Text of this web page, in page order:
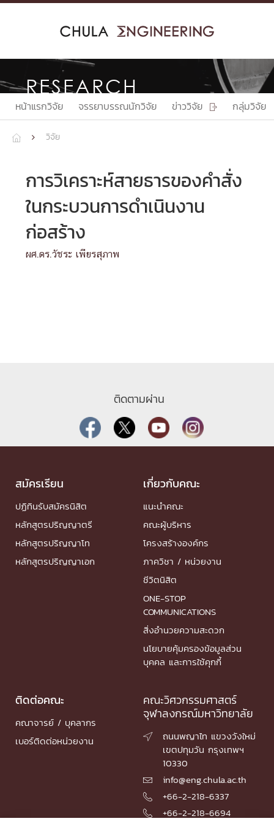
Skip
RESEARCH
หน้าแรกวิจัย จรรยาบรรณนักวิจัย ข่าววิจัย  กลุ่มวิจัย
  วิจัย
การวิเคราะห์สายธารของคำสั่ง
ในกระบวนการดำเนินงาน
ก่อสร้าง
ผศ.ดร.วัชระ เพียรสุภาพ
ติดตามผ่าน
สมัครเรียน
ปฏิทินรับสมัครนิสิต
หลักสูตรปริญญาตรี
หลักสูตรปริญญาโท
หลักสูตรปริญญาเอก
เกี่ยวกับคณะ
แนะนำคณะ
คณะผู้บริหาร
โครงสร้างองค์กร
ภาควิชา / หน่วยงาน
ชีวิตนิสิต
ONE-STOP
COMMUNICATIONS
สิ่งอำนวยความสะดวก
นโยบายคุ้มครองข้อมูลส่วน
บุคคล และการใช้คุกกี้
ติดต่อคณะ
คณาจารย์ / บุคลากร
เบอร์ติดต่อหน่วยงาน
คณะวิศวกรรมศาสตร์
จุฬาลงกรณ์มหาวิทยาลัย

ถนนพญาไท แขวงวังใหม่
เขตปทุมวัน กรุงเทพฯ
10330
 info@eng.chula.ac.th
 +66-2-218-6337
 +66-2-218-6694